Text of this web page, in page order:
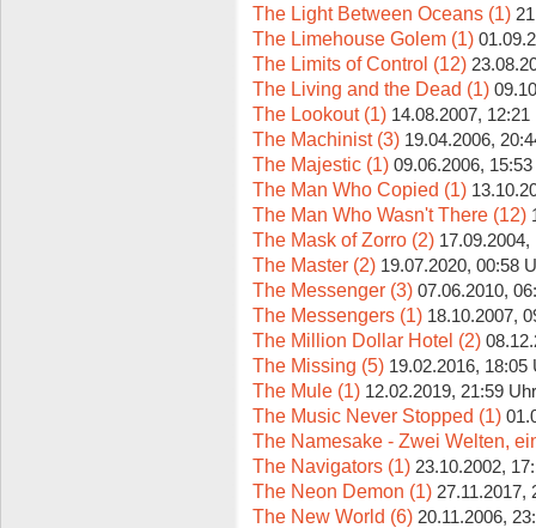
The Light Between Oceans (1)
The Limehouse Golem (1)
The Limits of Control (12)
The Living and the Dead (1)
The Lookout (1) 14.08.2007, 12:21
The Machinist (3) 19.04.2006,
The Majestic (1) 09.06.2006,
The Man Who Copied (1)
The Man Who Wasn't There (12)
The Mask of Zorro (2) 17.09.2004,
The Master (2) 19.07.2020, 00:58
The Messenger (3) 07.06.2010,
The Messengers (1) 18.10.2007,
The Million Dollar Hotel (2)
The Missing (5) 19.02.2016, 18:05
The Mule (1) 12.02.2019, 21:59 Uhr
The Music Never Stopped (1)
The Namesake - Zwei Welten,
The Navigators (1) 23.10.2002,
The Neon Demon (1) 27.11.2017,
The New World (6) 20.11.2006,